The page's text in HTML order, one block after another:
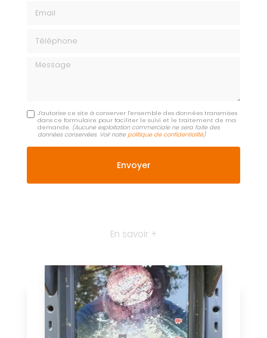
Message
J'autorise ce site à conserver l'ensemble des données transmises
dans ce formulaire pour faciliter le suivi et le traitement de ma
demande. (Aucune exploitation commerciale ne sera faite des
données conservées. Voir notrepolitique de confidentialité)
En savoir +